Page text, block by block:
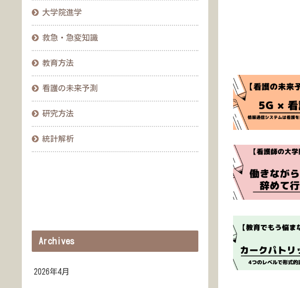
大学院進学
救急・急変知識
教育方法
看護の未来予測
研究方法
統計解析
Archives
2026年4月